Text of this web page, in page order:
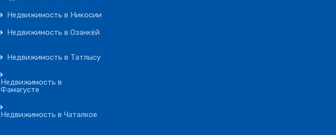
Недвижимость в Никосии
Недвижимость в Озанкёй
Недвижимость в Татлысу
Недвижимость в
Фамагусте
Недвижимость в Чаталкое